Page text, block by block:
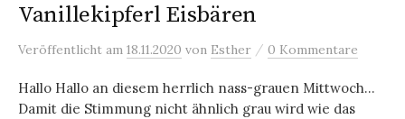
Vanillekipferl Eisbären
Veröffentlicht am 18.11.2020 von Esther / 0 Kommentare
Hallo Hallo an diesem herrlich nass-grauen Mittwoch…
Damit die Stimmung nicht ähnlich grau wird wie das